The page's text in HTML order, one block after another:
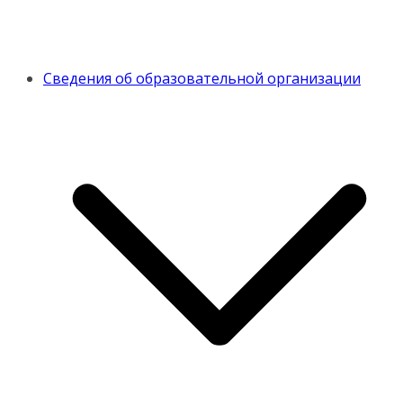
Сведения об образовательной организации